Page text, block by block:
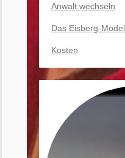
Anwalt wechseln
Das Eisberg-
Kosten